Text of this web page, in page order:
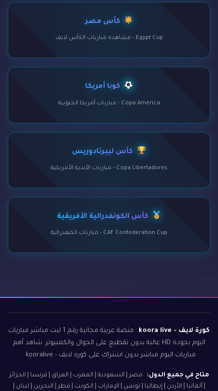
كأس مصر
Egypt Cup - مشاهدة مباريات الكأس لايف
كوبا أمريكا
Copa América - مباريات أمريكا الجنوبية
كأس ليبرتادوريس
Copa Libertadores - مباريات الأندية الأمريكية
كأس الكونفدرالية الأفريقية
CAF Confederation Cup - مباريات الكنفدرالية
كورة لايف - koora live
منصة عربية مجانية رقم 1 لبث مباشر مباريات
اليوم بجودة HD عالية بدون تقطيع على الجوال والكمبيوتر. شاهد أهم
مباريات اليوم مباشر بدون اشتراك على كوره لايف - kooralive .
متاح في جميع الدول:
مصر | السعودية | المغرب | العراق | فرنسا | الجزائر
| ألمانيا | الأردن | إيطاليا | تونس | الإمارات | الكويت | قطر | البحرين | لبنان |